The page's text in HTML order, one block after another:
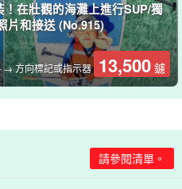
是龍宮之神居住的權力之地。探
次驚心動魄的體驗..！
在壯觀的海灘上進行SUP/獨
片和接送 (No.915)
→ 方向標記或指示器 13,500 鑢
請參閱清單。